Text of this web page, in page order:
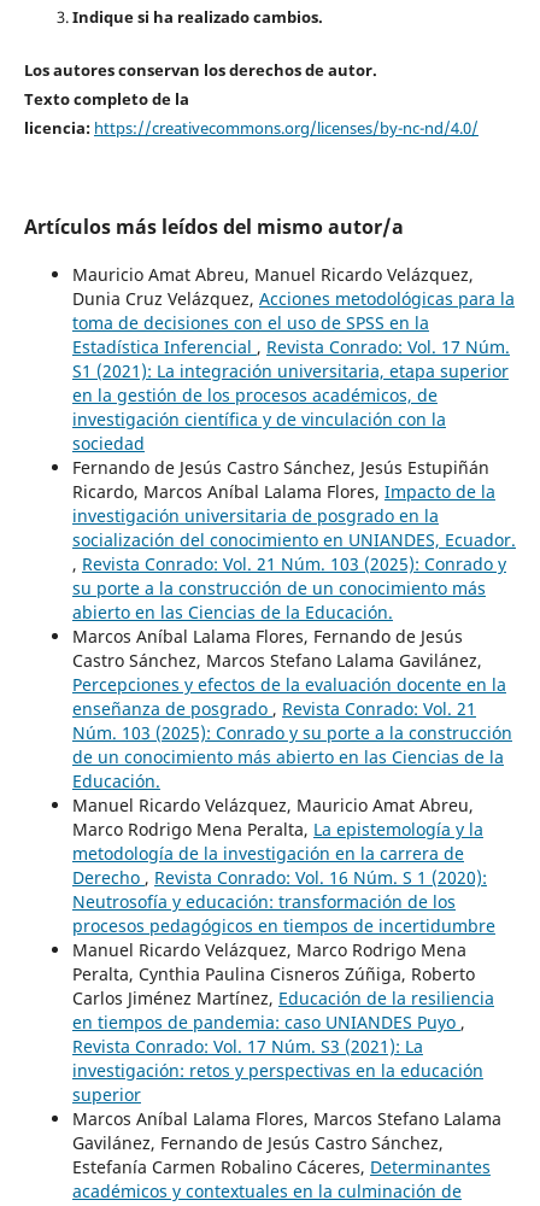
Indique si ha realizado cambios.
Los autores conservan los derechos de autor.
Texto completo de la
licencia: https://creativecommons.org/licenses/by-nc-nd/4.0/
Artículos más leídos del mismo autor/a
Mauricio Amat Abreu, Manuel Ricardo Velázquez,
Dunia Cruz Velázquez, Acciones metodológicas para la
toma de decisiones con el uso de SPSS en la
Estadística Inferencial , Revista Conrado: Vol. 17 Núm.
S1 (2021): La integración universitaria, etapa superior
en la gestión de los procesos académicos, de
investigación científica y de vinculación con la
sociedad
Fernando de Jesús Castro Sánchez, Jesús Estupiñán
Ricardo, Marcos Aníbal Lalama Flores, Impacto de la
investigación universitaria de posgrado en la
socialización del conocimiento en UNIANDES, Ecuador.
, Revista Conrado: Vol. 21 Núm. 103 (2025): Conrado y
su porte a la construcción de un conocimiento más
abierto en las Ciencias de la Educación.
Marcos Aníbal Lalama Flores, Fernando de Jesús
Castro Sánchez, Marcos Stefano Lalama Gavilánez,
Percepciones y efectos de la evaluación docente en la
enseñanza de posgrado , Revista Conrado: Vol. 21
Núm. 103 (2025): Conrado y su porte a la construcción
de un conocimiento más abierto en las Ciencias de la
Educación.
Manuel Ricardo Velázquez, Mauricio Amat Abreu,
Marco Rodrigo Mena Peralta, La epistemología y la
metodología de la investigación en la carrera de
Derecho , Revista Conrado: Vol. 16 Núm. S 1 (2020):
Neutrosofía y educación: transformación de los
procesos pedagógicos en tiempos de incertidumbre
Manuel Ricardo Velázquez, Marco Rodrigo Mena
Peralta, Cynthia Paulina Cisneros Zúñiga, Roberto
Carlos Jiménez Martínez, Educación de la resiliencia
en tiempos de pandemia: caso UNIANDES Puyo ,
Revista Conrado: Vol. 17 Núm. S3 (2021): La
investigación: retos y perspectivas en la educación
superior
Marcos Aníbal Lalama Flores, Marcos Stefano Lalama
Gavilánez, Fernando de Jesús Castro Sánchez,
Estefanía Carmen Robalino Cáceres, Determinantes
académicos y contextuales en la culminación de